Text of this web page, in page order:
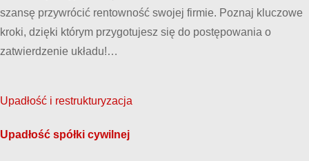
szansę przywrócić rentowność swojej firmie. Poznaj kluczowe
kroki, dzięki którym przygotujesz się do postępowania o
zatwierdzenie układu!…
Upadłość i restrukturyzacja
Upadłość spółki cywilnej